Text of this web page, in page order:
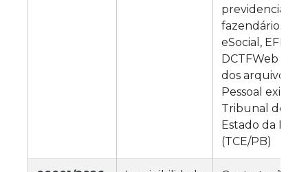
previdenciárias
fazendários
eSocial, EFD
DCTFWeb e
dos arquivos
Pessoal
Tribunal de
Estado da
(TCE/PB)